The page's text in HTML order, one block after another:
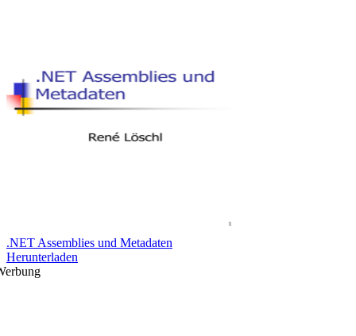
.NET Assemblies und Metadaten
Herunterladen